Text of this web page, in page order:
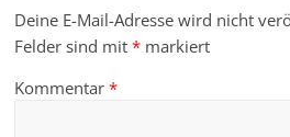
Deine E-Mail-Adresse wird nicht
Felder sind mit* markiert
Kommentar*